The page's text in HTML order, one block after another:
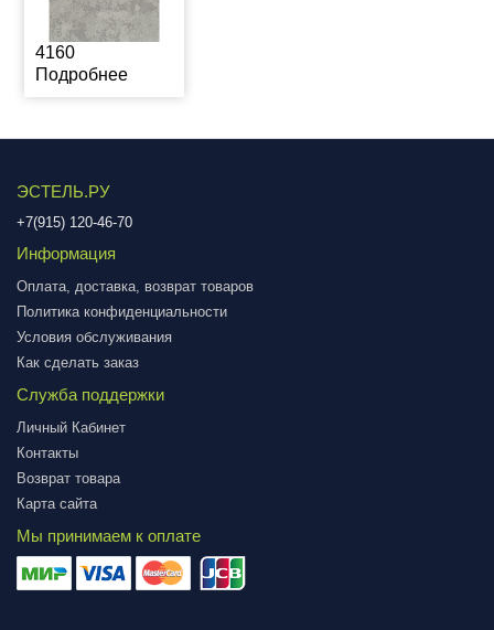
4160
Подробнее
ЭСТЕЛЬ.РУ
+7(915) 120-46-70
Информация
Оплата, доставка, возврат товаров
Политика конфиденциальности
Условия обслуживания
Как сделать заказ
Служба поддержки
Личный Кабинет
Контакты
Возврат товара
Карта сайта
Мы принимаем к оплате